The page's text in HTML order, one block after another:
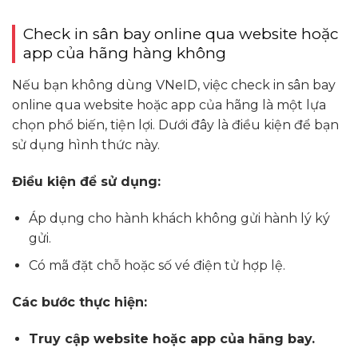
Check in sân bay online qua website hoặc
app của hãng hàng không
Nếu bạn không dùng VNeID, việc check in sân bay
online qua website hoặc app của hãng là một lựa
chọn phổ biến, tiện lợi. Dưới đây là điều kiện để bạn
sử dụng hình thức này.
Điều kiện để sử dụng:
Áp dụng cho hành khách không gửi hành lý ký
gửi.
Có mã đặt chỗ hoặc số vé điện tử hợp lệ.
Các bước thực hiện:
Truy cập website hoặc app của hãng bay.